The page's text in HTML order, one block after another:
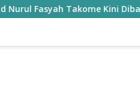
Kini Dibangun Kembali